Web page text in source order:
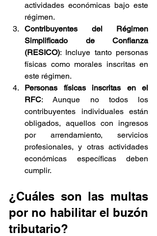
actividades económicas bajo este
régimen.
Contribuyentes del Régimen
Simplificado de Confianza
(RESICO): Incluye tanto personas
físicas como morales inscritas en
este régimen.
Personas físicas inscritas en el
RFC: Aunque no todos los
contribuyentes individuales están
obligados, aquellos con ingresos
por arrendamiento, servicios
profesionales, y otras actividades
económicas específicas deben
cumplir.
¿Cuáles son las multas
por no habilitar el buzón
tributario?